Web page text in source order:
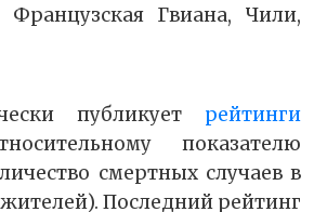
Гвиана, Чили,
публикует рейтинги
показателю
смертных случаев в
жителей). Последний рейтинг